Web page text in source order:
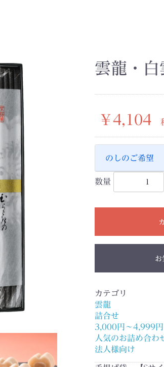
雲龍・
￥4,104
のしのご希望
数量
お
カテゴリ
雲龍
詰合せ
3,000円～4,999円
人気のお詰め合わ
法人様向け